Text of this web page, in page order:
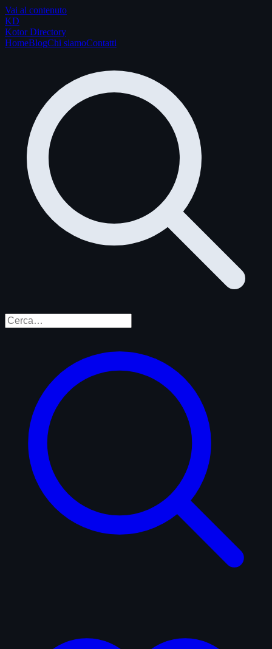
Vai al contenuto
KD
Kotor Directory
HomeBlogChi siamoContatti